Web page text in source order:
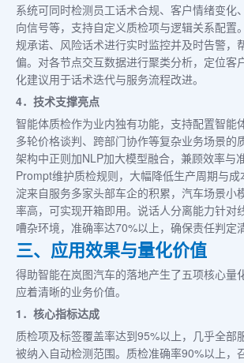
系统可同时检测员工话术合规、客户情绪变化
向信号等，支持自定义质检项与逻辑关系配置
规承诺、风险话术进行实时监控并及时告警，
偏。对各节点交互数据进行聚类分析，定位客
化建议用于话术迭代与服务流程改进。
4．技术支撑亮点
智能体质检作为业内独有功能，支持配置智能
多轮价格谈判、跨部门协作等复杂业务场景的
架构中正则加NLP加大模型融合，兼顾效率与
Prompt维护质检规则，大幅降低生产周期与
淀来自服务多家头部车企的积累，汽车场景小
率高，可实现开箱即用。说话人分离能力针对
嘈杂环境，准确率达70%以上，确保责任判定
三、应用效果与量化价值
得助智能在岚图汽车的落地产生了五项核心量
应着清晰的业务价值。
1．核心指标达成
质检项及标签覆盖率达到95%以上，几乎全部
被纳入自动检测范围。质检准确率90%以上，